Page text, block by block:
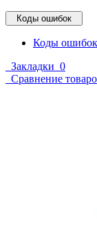
Коды ошибок
Коды
Закладки 0
Сравнение